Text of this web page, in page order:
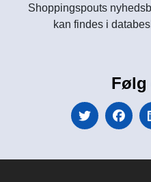
Shoppingspouts
kan findes i
Følg